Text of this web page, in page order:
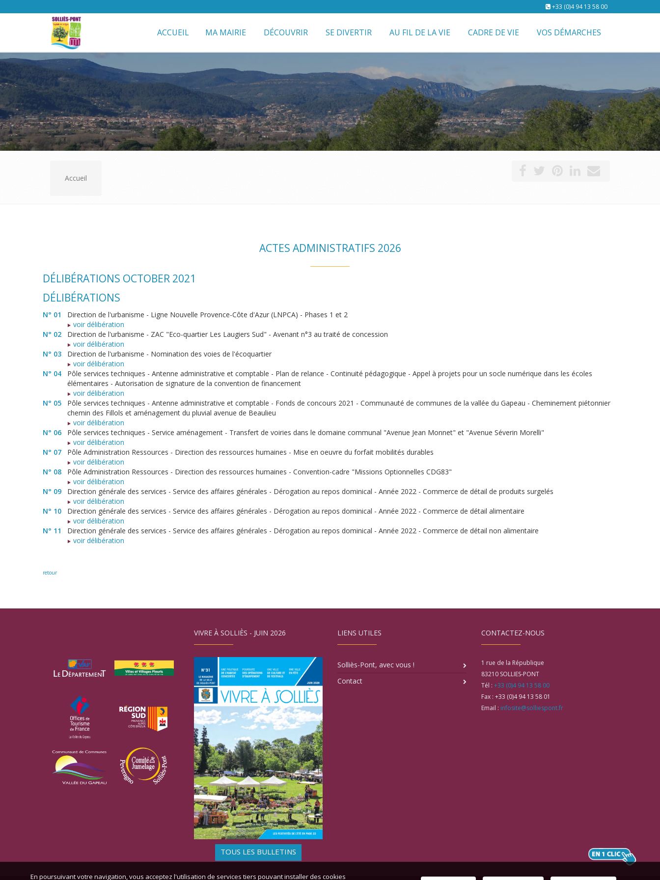
+33 (0)4 94 13 58 00
ACCUEIL MA MAIRIE DÉCOUVRIR SE DIVERTIR AU FIL DE LA VIE CADRE DE VIE VOS DÉMARCHES
Accueil
ACTES ADMINISTRATIFS 2026
DÉLIBÉRATIONS OCTOBER 2021
DÉLIBÉRATIONS
N° 01
Direction de l'urbanisme - Ligne Nouvelle Provence-Côte d'Azur (LNPCA) - Phases 1 et 2
voir délibération
N° 02
Direction de l'urbanisme - ZAC "Eco-quartier Les Laugiers Sud" - Avenant n°3 au traité de concession
voir délibération
N° 03
Direction de l'urbanisme - Nomination des voies de l'écoquartier
voir délibération
N° 04
Pôle services techniques - Antenne administrative et comptable - Plan de relance - Continuité pédagogique - Appel à projets pour un socle numérique dans les écoles
élémentaires - Autorisation de signature de la convention de financement
voir délibération
N° 05
Pôle services techniques - Antenne administrative et comptable - Fonds de concours 2021 - Communauté de communes de la vallée du Gapeau - Cheminement piétonnier
chemin des Fillols et aménagement du pluvial avenue de Beaulieu
voir délibération
N° 06
Pôle services techniques - Service aménagement - Transfert de voiries dans le domaine communal "Avenue Jean Monnet" et "Avenue Séverin Morelli"
voir délibération
N° 07
Pôle Administration Ressources - Direction des ressources humaines - Mise en oeuvre du forfait mobilités durables
voir délibération
N° 08
Pôle Administration Ressources - Direction des ressources humaines - Convention-cadre "Missions Optionnelles CDG83"
voir délibération
N° 09
Direction générale des services - Service des affaires générales - Dérogation au repos dominical - Année 2022 - Commerce de détail de produits surgelés
voir délibération
N° 10
Direction générale des services - Service des affaires générales - Dérogation au repos dominical - Année 2022 - Commerce de détail alimentaire
voir délibération
N° 11
Direction générale des services - Service des affaires générales - Dérogation au repos dominical - Année 2022 - Commerce de détail non alimentaire
voir délibération
retour
VIVRE À SOLLIÈS - JUIN 2026
TOUS LES BULLETINS
LIENS UTILES
Solliès-Pont, avec vous !
Contact
CONTACTEZ-NOUS
1 rue de la République
83210 SOLLIES-PONT
Tél : +33 (0)4 94 13 58 00
Fax : +33 (0)4 94 13 58 01
Email : infosite@solliespont.fr
En poursuivant votre navigation, vous acceptez l'utilisation de services tiers pouvant installer des cookies